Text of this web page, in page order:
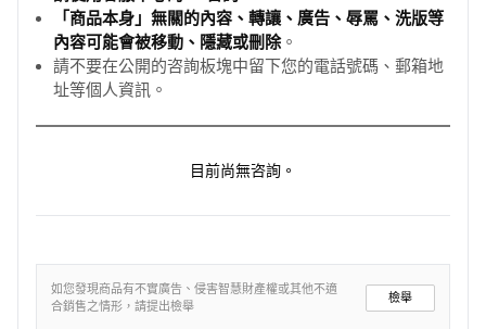
「商品本身」無關的內容、轉讓、廣告、辱罵、洗版等
內容可能會被移動、隱藏或刪除。
請不要在公開的咨詢板塊中留下您的電話號碼、郵箱地
址等個人資訊。
目前尚無咨詢。
如您發現商品有不實廣告、侵害智慧財產權或其他不適
合銷售之情形，請提出檢舉
檢舉